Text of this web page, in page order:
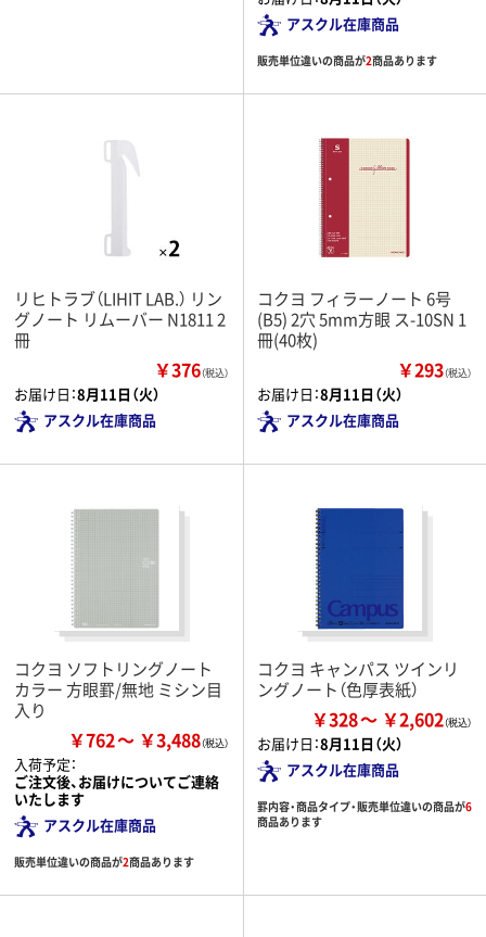
アスクル在庫商品
販売単位違いの商品が2商品あります
リヒトラブ（LIHIT LAB.） リン
グノート リムーバー N1811 2
冊
￥376（税込）
お届け日：8月11日（火）
アスクル在庫商品
コクヨ フィラーノート 6号
(B5) 2穴 5mm方眼 ス-10SN 1
冊(40枚)
￥293（税込）
お届け日：8月11日（火）
アスクル在庫商品
コクヨ ソフトリングノート
カラー 方眼罫/無地 ミシン目
入り
￥762 ￥3,488
入荷予定：
ご注文後、お届けについてご連絡
いたします
アスクル在庫商品
販売単位違いの商品が2商品あります
コクヨ キャンパス ツインリ
ングノート（色厚表紙）
￥328 ￥2,602
お届け日：8月11日（火）
アスクル在庫商品
罫内容・商品タイプ・販売単位違いの商品が6
商品あります